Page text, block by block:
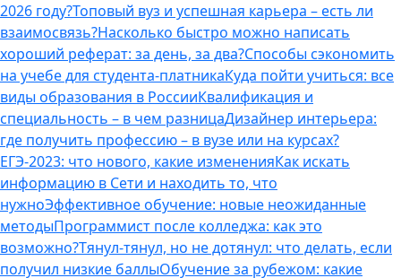
2026 году?Топовый вуз и успешная карьера – есть ли
взаимосвязь?Насколько быстро можно написать
хороший реферат: за день, за два?Способы сэкономить
на учебе для студента-платникаКуда пойти учиться: все
виды образования в РоссииКвалификация и
специальность – в чем разницаДизайнер интерьера:
где получить профессию – в вузе или на курсах?
ЕГЭ-2023: что нового, какие измененияКак искать
информацию в Сети и находить то, что
нужноЭффективное обучение: новые неожиданные
методыПрограммист после колледжа: как это
возможно?Тянул-тянул, но не дотянул: что делать, если
получил низкие баллыОбучение за рубежом: какие